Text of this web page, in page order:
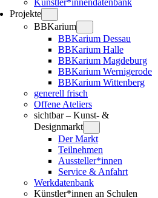
Künstler*innendatenbank
Projekte
BBKarium
BBKarium Dessau
BBKarium Halle
BBKarium Magdeburg
BBKarium Wernigerode
BBKarium Wittenberg
generell frisch
Offene Ateliers
sichtbar – Kunst- &
Designmarkt
Der Markt
Teilnehmen
Aussteller*innen
Service & Anfahrt
Werkdatenbank
Künstler*innen an Schulen